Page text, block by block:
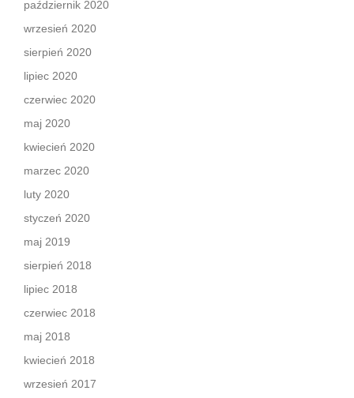
październik 2020
wrzesień 2020
sierpień 2020
lipiec 2020
czerwiec 2020
maj 2020
kwiecień 2020
marzec 2020
luty 2020
styczeń 2020
maj 2019
sierpień 2018
lipiec 2018
czerwiec 2018
maj 2018
kwiecień 2018
wrzesień 2017